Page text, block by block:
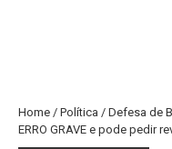
Home / Política / Defesa de
ERRO GRAVE e pode pedir